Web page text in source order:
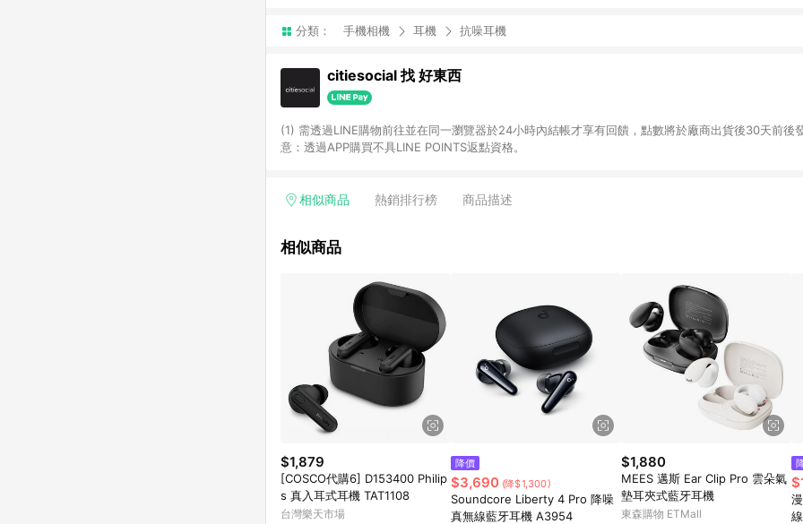
分類： 手機相機 耳機 抗噪耳機
citiesocial 找 好東西
(1) 需透過LINE購物前往並在同一瀏覽器於24小時內結帳才享有回饋，點數將於廠商出貨後30天前後發送。
意：透過APP購買不具LINE POINTS返點資格。
相似商品 熱銷排行榜 商品描述
相似商品
$1,879
[COSCO代購6] D153400 Philip
s 真入耳式耳機 TAT1108
台灣樂天市場
降價
$3,690 (降$1,300)
Soundcore Liberty 4 Pro 降噪
真無線藍牙耳機 A3954
$1,880
MEES 邁斯 Ear Clip Pro 雲朵氣
墊耳夾式藍牙耳機
東森購物 ETMall